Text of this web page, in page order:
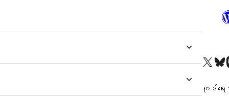
ကျွန်ုပ်တို့၏ X (ယခင် Twitter) အကောင့်သို့ သွားရောက်ကြည့်ရှုပါကျွန်ုပ်တို့၏ Bluesky အကကျွန်ုပ်တို့
ကုဒ်ရေ